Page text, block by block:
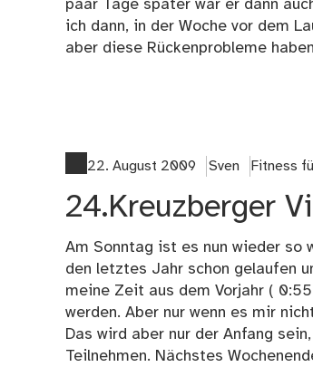
paar Tage später war er dann
ich dann, in der Woche vor dem
aber diese Rückenprobleme
22. August 2009 Sven Fitness
24.Kreuzberger
Am Sonntag ist es nun wieder so
den letztes Jahr schon gelaufen
meine Zeit aus dem Vorjahr (
werden. Aber nur wenn es mir
Das wird aber nur der Anfang
Teilnehmen. Nächstes